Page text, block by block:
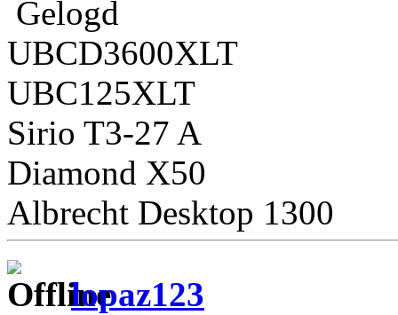
Gelogd
UBCD3600XLT
UBC125XLT
Sirio T3-27 A
Diamond X50
Albrecht Desktop 1300
lopaz123